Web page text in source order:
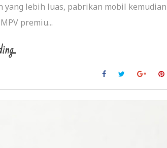
yang lebih luas, pabrikan mobil kemudian
premiu...